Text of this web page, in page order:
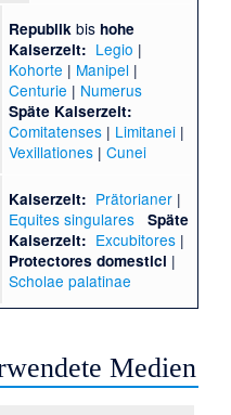
Republikbis hohe
Kaiserzeit: Legio |
Kohorte | Manipel |
Centurie | Numerus
Späte Kaiserzeit:
Comitatenses| Limitanei|
Vexillationes| Cunei
Kaiserzeit: Prätorianer|
Equites singulares
Späte
Kaiserzeit: Excubitores|
Protectores domestici |
Scholae palatinae
Medien